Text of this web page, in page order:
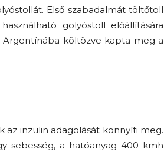
Első szabadalmát töltőtoll
golyóstoll előállítására
költözve kapta meg a
inzulin adagolását könnyíti meg.
sebesség, a hatóanyag 400 kmh